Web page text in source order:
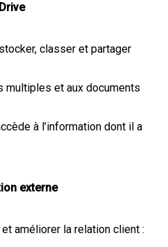
classer et partager
multiples et aux documents
à l’information dont il a
externe
améliorer la relation client :